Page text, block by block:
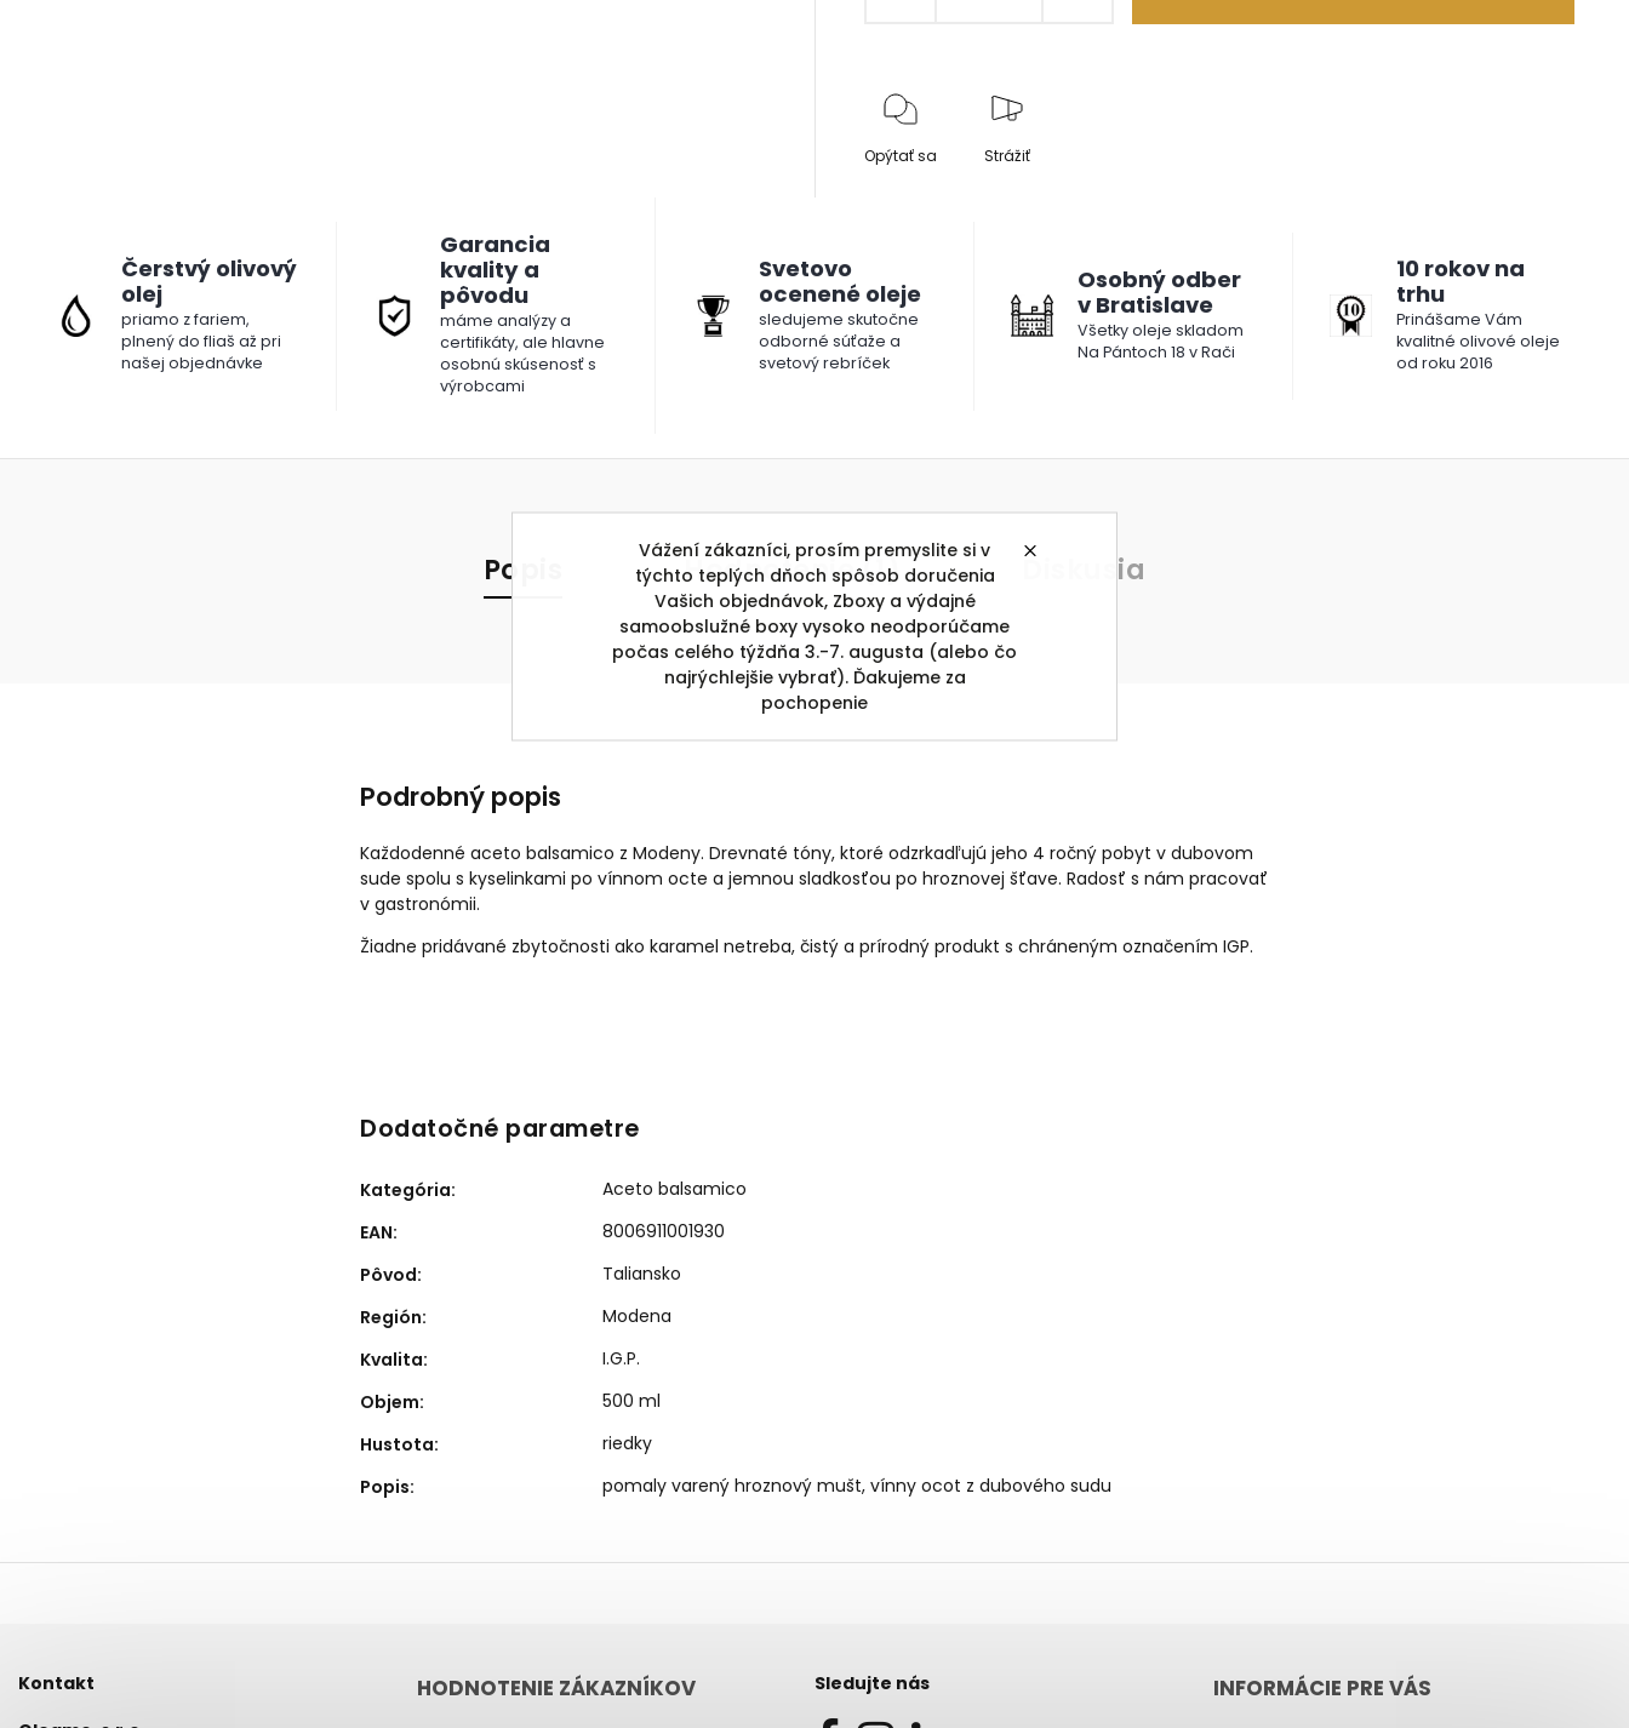
Vážení zákazníci, prosím premyslite si v
týchto teplých dňoch spôsob doručenia
Vašich objednávok, Zboxy a výdajné
samoobslužné boxy vysoko neodporúčame
počas celého týždňa 3.-7. augusta (alebo čo
najrýchlejšie vybrať). Ďakujeme za
pochopenie
Opýtať sa Strážiť
Čerstvý olivový
olej
priamo z fariem,
plnený do fliaš až pri
našej objednávke
Garancia
kvality a
pôvodu
máme analýzy a
certifikáty, ale hlavne
osobnú skúsenosť s
výrobcami
Svetovo
ocenené oleje
sledujeme skutočne
odborné súťaže a
svetový rebríček
Osobný odber
v Bratislave
Všetky oleje skladom
Na Pántoch 18 v Rači
10 rokov na
trhu
Prinášame Vám
kvalitné olivové oleje
od roku 2016
Popis Hodnotenie (1) Diskusia
Podrobný popis
Každodenné aceto balsamico z Modeny. Drevnaté tóny, ktoré odzrkadľujú jeho 4 ročný pobyt v dubovom
sude spolu s kyselinkami po vínnom octe a jemnou sladkosťou po hroznovej šťave. Radosť s nám pracovať
v gastronómii.
Žiadne pridávané zbytočnosti ako karamel netreba, čistý a prírodný produkt s chráneným označením IGP.
Dodatočné parametre
Kategória:
Aceto balsamico
EAN:
8006911001930
Pôvod:
Taliansko
Región:
Modena
Kvalita:
I.G.P.
Objem:
500 ml
Hustota:
riedky
Popis: pomaly varený hroznový mušt, vínny ocot z dubového sudu
Kontakt
HODNOTENIE ZÁKAZNÍKOV Sledujte nás INFORMÁCIE PRE VÁS